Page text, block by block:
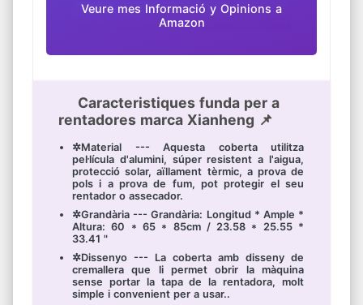
Veure mes Informació y Opinions a
Amazon
Caracteristiques funda per a
rentadores marca Xianheng 📌
✲Material --- Aquesta coberta utilitza
pel·lícula d'alumini, súper resistent a l'aigua,
protecció solar, aïllament tèrmic, a prova de
pols i a prova de fum, pot protegir el seu
rentador o assecador.
✲Grandària --- Grandària: Longitud * Ample *
Altura: 60 * 65 * 85cm / 23.58 * 25.55 *
33.41 "
✲Dissenyo --- La coberta amb disseny de
cremallera que li permet obrir la màquina
sense portar la tapa de la rentadora, molt
simple i convenient per a usar..